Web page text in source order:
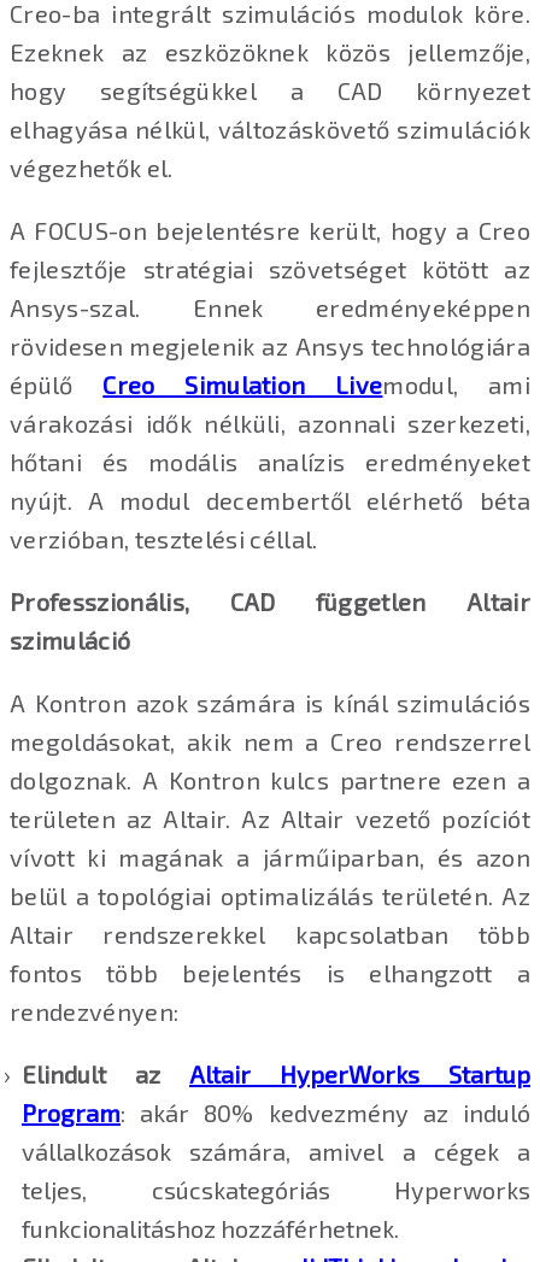
Creo-ba integrált szimulációs modulok köre.
Ezeknek az eszközöknek közös jellemzője,
hogy segítségükkel a CAD környezet
elhagyása nélkül, változáskövető szimulációk
végezhetők el.
A FOCUS-on bejelentésre került, hogy a Creo
fejlesztője stratégiai szövetséget kötött az
Ansys-szal. Ennek eredményeképpen
rövidesen megjelenik az Ansys technológiára
épülő Creo Simulation Livemodul, ami
várakozási idők nélküli, azonnali szerkezeti,
hőtani és modális analízis eredményeket
nyújt. A modul decembertől elérhető béta
verzióban, tesztelési céllal.
Professzionális, CAD független Altair
szimuláció
A Kontron azok számára is kínál szimulációs
megoldásokat, akik nem a Creo rendszerrel
dolgoznak. A Kontron kulcs partnere ezen a
területen az Altair. Az Altair vezető pozíciót
vívott ki magának a járműiparban, és azon
belül a topológiai optimalizálás területén. Az
Altair rendszerekkel kapcsolatban több
fontos több bejelentés is elhangzott a
rendezvényen:
Elindult az Altair HyperWorks Startup
Program: akár 80% kedvezmény az induló
vállalkozások számára, amivel a cégek a
teljes, csúcskategóriás Hyperworks
funkcionalitáshoz hozzáférhetnek.